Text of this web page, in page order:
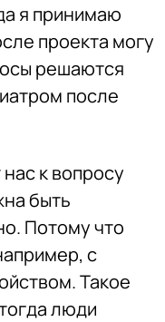
я принимаю
проекта могу
решаются
после
к вопросу
быть
Потому что
с
Такое
люди